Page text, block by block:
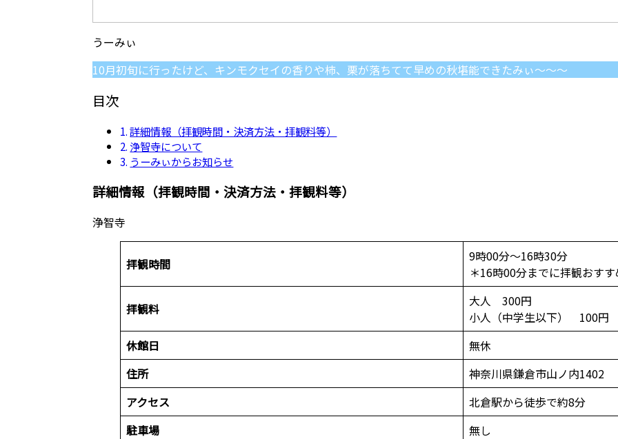
10月初旬に行ったけど、キンモクセイの香りや柿、栗が落ちてて早めの秋堪能できたみぃ～～～
目次
詳細情報（拝観時間・決済方法・拝観料等）
浄智寺について
うーみぃからお知らせ
詳細情報（拝観時間・決済方法・拝観料等）
浄智寺
拝観時間
9時00分～16時30分
＊16時00分までに拝観おす
拝観料
大人 300円
小人（中学生以下） 100円
休館日
無休
住所
神奈川県鎌倉市山ノ内1402
アクセス
北倉駅から徒歩で約8分
駐車場
無し